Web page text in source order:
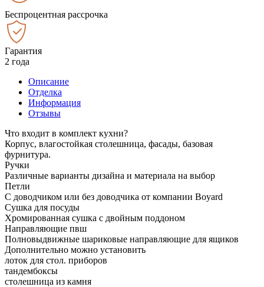
Беспроцентная рассрочка
Гарантия
2 года
Описание
Отделка
Информация
Отзывы
Что входит в комплект кухни?
Корпус, влагостойкая столешница, фасады, базовая
фурнитура.
Ручки
Различные варианты дизайна и материала на выбор
Петли
С доводчиком или без доводчика от компании Boyard
Сушка для посуды
Хромированная сушка с двойным поддоном
Направляющие пвш
Полновыдвижные шариковые направляющие для ящиков
Дополнительно можно установить
лоток для стол. приборов
тандембоксы
столешница из камня